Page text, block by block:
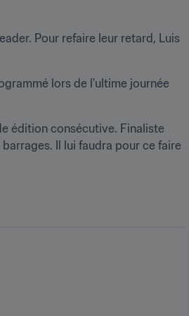
Pour refaire leur retard, Luis
lors de l'ultime journée
édition consécutive. Finaliste
Il lui faudra pour ce faire